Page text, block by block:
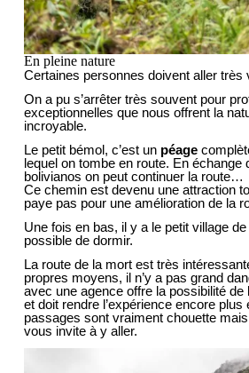
En pleine nature
Certaines personnes doivent aller très
On a pu s’arrêter très souvent pour
exceptionnelles que nous offrent la
incroyable.
Le petit bémol, c’est unpéage
lequel on tombe en route. En échange
bolivianos on peut continuer la route…
Ce chemin est devenu une attraction
paye pas pour une amélioration de la
Une fois en bas, il y a le petit village
possible de dormir.
La route de la mort est très
propres moyens, il n’y a pas grand
avec une agence offre la possibilité de
et doit rendre l’expérience encore
passages sont vraiment chouette
vous invite à y aller.